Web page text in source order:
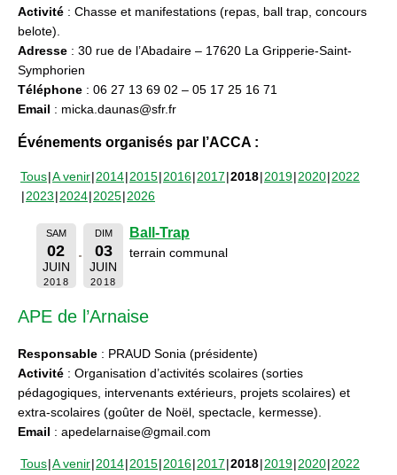
Activité : Chasse et manifestations (repas, ball trap, concours
belote).
Adresse : 30 rue de l’Abadaire – 17620 La Gripperie-Saint-
Symphorien
Téléphone : 06 27 13 69 02 – 05 17 25 16 71
Email : micka.daunas@sfr.fr
Événements organisés par l’ACCA :
Tous A venir 2014 2015 2016 2017 2018 2019 2020 2022
2023 2024 2025 2026
SAM
02
JUIN
2018
DIM
03
JUIN
2018
Ball-Trap
terrain communal
APE de l’Arnaise
Responsable : PRAUD Sonia (présidente)
Activité : Organisation d’activités scolaires (sorties
pédagogiques, intervenants extérieurs, projets scolaires) et
extra-scolaires (goûter de Noël, spectacle, kermesse).
Email : apedelarnaise@gmail.com
Tous A venir 2014 2015 2016 2017 2018 2019 2020 2022